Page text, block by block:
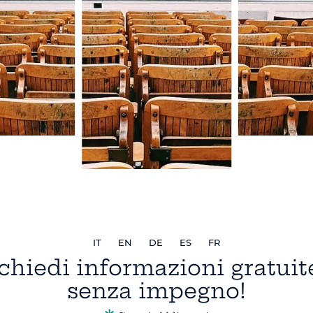
IT EN DE ES FR
informazioni
senza impegno!